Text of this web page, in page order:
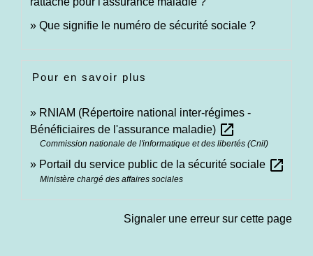
Que signifie le numéro de sécurité sociale ?
Pour en savoir plus
RNIAM (Répertoire national inter-régimes -
Bénéficiaires de l'assurance maladie) open_in_new
Commission nationale de l'informatique et des libertés (Cnil)
Portail du service public de la sécurité sociale open_in_new
Ministère chargé des affaires sociales
Signaler une erreur sur cette page